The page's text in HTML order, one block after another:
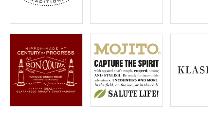
OFFICIAL WEB SITE
meeting_room ログイン 会員登録